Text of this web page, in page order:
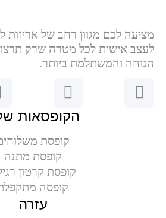
מציעה לכם מגוון רחב של אריזות
לעצב אישית לכל מטרה שרק
הנוחה והמשתלמת ביותר.
הקופסאות
קופסת
קופסת מתנה
קופסת קרטון
קופסה
עזרה